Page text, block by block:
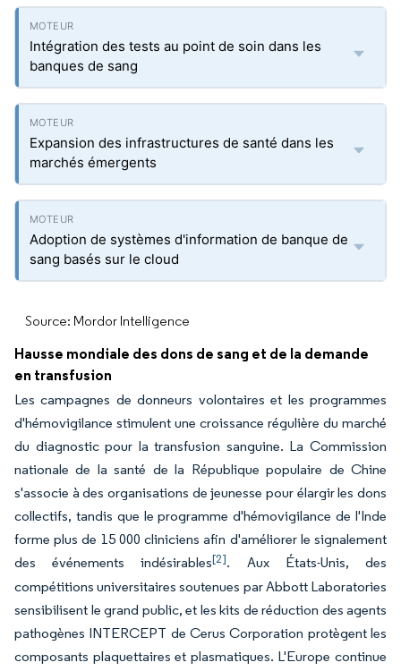
Intégration des tests au point de soin dans les
banques de sang
Expansion des infrastructures de santé dans les
marchés émergents
Adoption de systèmes d'information de banque de
sang basés sur le cloud
Source: Mordor Intelligence
Hausse mondiale des dons de sang et de la demande
en transfusion
Les campagnes de donneurs volontaires et les programmes
d'hémovigilance stimulent une croissance régulière du marché
du diagnostic pour la transfusion sanguine. La Commission
nationale de la santé de la République populaire de Chine
s'associe à des organisations de jeunesse pour élargir les dons
collectifs, tandis que le programme d'hémovigilance de l'Inde
forme plus de 15 000 cliniciens afin d'améliorer le signalement
des événements indésirables[2]. Aux États-Unis, des
compétitions universitaires soutenues par Abbott Laboratories
sensibilisent le grand public, et les kits de réduction des agents
pathogènes INTERCEPT de Cerus Corporation protègent les
composants plaquettaires et plasmatiques. L'Europe continue